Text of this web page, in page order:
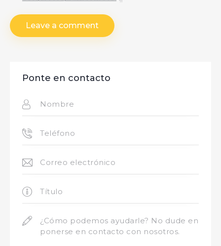
Ponte en contacto